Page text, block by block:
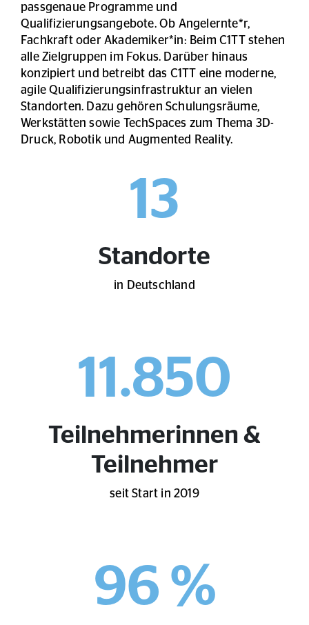
passgenaue Programme und
Qualifizierungsangebote. Ob Angelernte*r,
Fachkraft oder Akademiker*in: Beim C1TT stehen
alle Zielgruppen im Fokus. Darüber hinaus
konzipiert und betreibt das C1TT eine moderne,
agile Qualifizierungsinfrastruktur an vielen
Standorten. Dazu gehören Schulungsräume,
Werkstätten sowie TechSpaces zum Thema 3D-
Druck, Robotik und Augmented Reality.
13
Standorte
in Deutschland
11.850
Teilnehmerinnen &
Teilnehmer
seit Start in 2019
96 %